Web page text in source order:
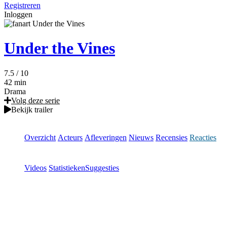
Registreren
Inloggen
Under the Vines
7.5 / 10
42 min
Drama
Volg deze serie
Bekijk trailer
Overzicht Acteurs Afleveringen Nieuws Recensies Reacties
Videos StatistiekenSuggesties